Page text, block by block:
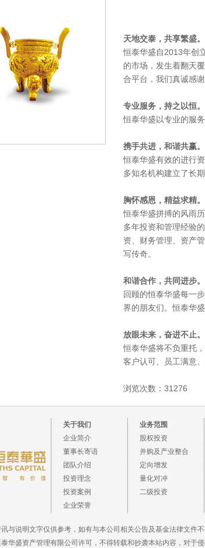
天地交泰，共享繁盛。
恒泰华盛自2013年创
的市场，发生着翻天
合平台，我们真诚感
专业服务，持之以恒。
恒泰华盛以专业的服
携手共进，和谐共赢。
恒泰华盛有效的进行
多知名机构建立了长
胸怀感恩，精益求精。
恒泰华盛拼搏的风雨
多年投资和管理经验
资、财务管理、资产
写传奇。
和谐合作，共同进步。
回顾的恒泰华盛每一
界的朋友们。恒泰华
放眼未来，奋进不止。
恒泰华盛将不负重托
客户认可、员工满意
浏览次数：31276
关于我们
企业简介
董事长寄语
团队介绍
投资理念
投资案例
企业荣誉
业务范围
股权投资
并购及产业整合
定向增发
量化对冲
二级投资
与说明文字仅供参考，如有与本公司相关公告及基金法律文件
华盛资产管理有限公司许可，不得转载和抄袭本站内容，对于